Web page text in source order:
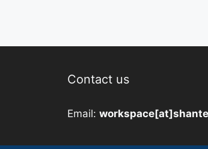
Contact us
Email: